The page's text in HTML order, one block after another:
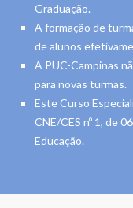
Graduação.
A formação de
de alunos
A PUC-Campinas
para novas turmas.
Este Curso
CNE/CES nº 1, de
Educação.